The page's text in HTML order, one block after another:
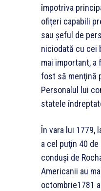
împotriva
ofiţeri capabili
sau şeful de
niciodată cu cei
mai important,
fost să menţină
Personalul lui
statele
În vara lui 1779,
a cel puţin 40
conduşi de
Americanii au
octombrie1781